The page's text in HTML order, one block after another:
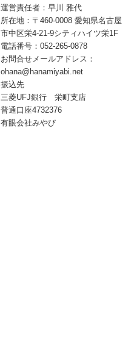
運営責任者：早川 雅代
所在地：〒460-0008 愛知県名古屋
市中区栄4-21-9シティハイツ栄1F
電話番号：052-265-0878
お問合せメールアドレス：
ohana@hanamiyabi.net
振込先
三菱UFJ銀行 栄町支店
普通口座4732376
有眼会社みやび